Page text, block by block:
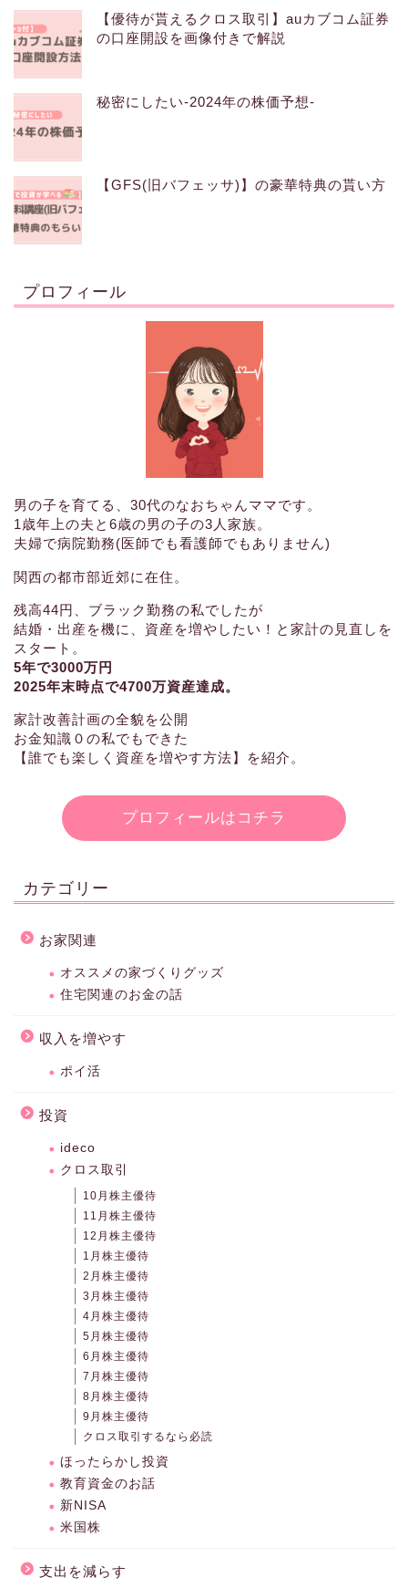
【優待が貰えるクロス取引】auカブコム証券
の口座開設を画像付きで解説
秘密にしたい-2024年の株価予想-
【GFS(旧バフェッサ)】の豪華特典の貰い方
プロフィール
男の子を育てる、30代のなおちゃんママです。
1歳年上の夫と6歳の男の子の3人家族。
夫婦で病院勤務(医師でも看護師でもありません)
関西の都市部近郊に在住。
残高44円、ブラック勤務の私でしたが
結婚・出産を機に、資産を増やしたい！と家計の見直しを
スタート。
5年で3000万円
2025年末時点で4700万資産達成。
家計改善計画の全貌を公開
お金知識０の私でもできた
【誰でも楽しく資産を増やす方法】を紹介。
プロフィールはコチラ
カテゴリー
お家関連
オススメの家づくりグッズ
住宅関連のお金の話
収入を増やす
ポイ活
投資
ideco
クロス取引
10月株主優待
11月株主優待
12月株主優待
1月株主優待
2月株主優待
3月株主優待
4月株主優待
5月株主優待
6月株主優待
7月株主優待
8月株主優待
9月株主優待
クロス取引するなら必読
ほったらかし投資
教育資金のお話
新NISA
米国株
支出を減らす